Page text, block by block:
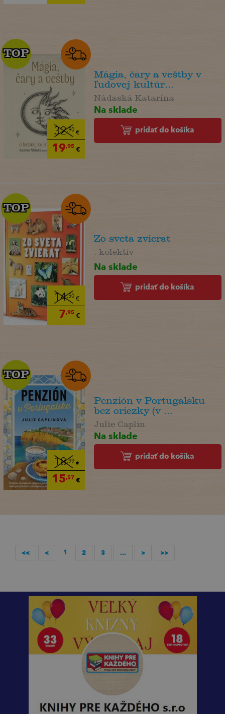
32,90€
19,95€
TOP
TOP
Mágia, čary a veštby v
ľudovej kultúr...
Nádaská Katarína
Na sklade
pridať do košíka
14,50€
7,95€
TOP
TOP
Zo sveta zvierat
. kolektív
Na sklade
pridať do košíka
18,99 €
15,57 €
TOP
TOP
Penzión v Portugalsku
bez oriezky (v ...
Julie Caplin
Na sklade
pridať do košíka
<< < 1 2 3 ... > >>